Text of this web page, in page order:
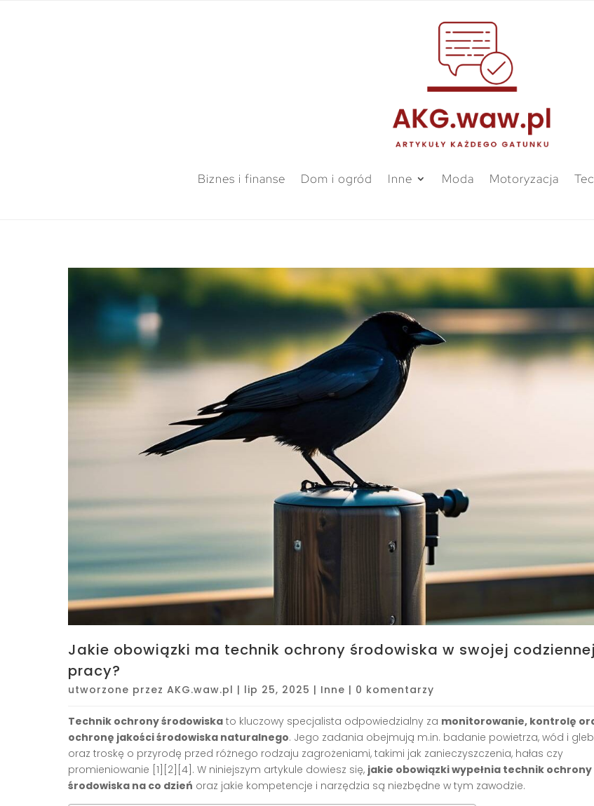
Biznes i finanse Dom i ogród Inne Moda Motoryzacja
Jakie obowiązki ma technik ochrony środowiska w swojej codziennej
pracy?
utworzone przez AKG.waw.pl | lip 25, 2025 | Inne | 0 komentarzy
Technik ochrony środowiska to kluczowy specjalista odpowiedzialny za monitorowanie, kontrolę
ochronę jakości środowiska naturalnego. Jego zadania obejmują m.in. badanie powietrza, wód i
oraz troskę o przyrodę przed różnego rodzaju zagrożeniami, takimi jak zanieczyszczenia, hałas czy
promieniowanie [1][2][4]. W niniejszym artykule dowiesz się, jakie obowiązki wypełnia technik ochrony
środowiska na co dzień oraz jakie kompetencje i narzędzia są niezbędne w tym zawodzie.